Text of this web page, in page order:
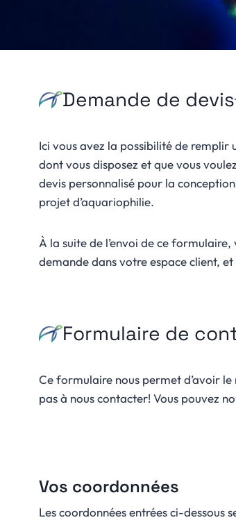
Demande de devis
Ici vous avez la possibilité de
dont vous disposez et que vous
devis personnalisé pour la
projet d’aquariophilie.
À la suite de l’envoi de ce
demande dans votre espace client,
Formulaire de
Ce formulaire nous permet d’avoir
pas à nous contacter! Vous pouvez
Vos coordonnées
Les coordonnées entrées ci-dessous